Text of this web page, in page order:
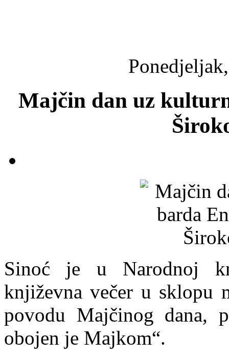
Majčin dan uz
Sinoć je u Narodnoj
književna večer u sklopu
povodu Majčinog dana,
obojen je Majkom“.